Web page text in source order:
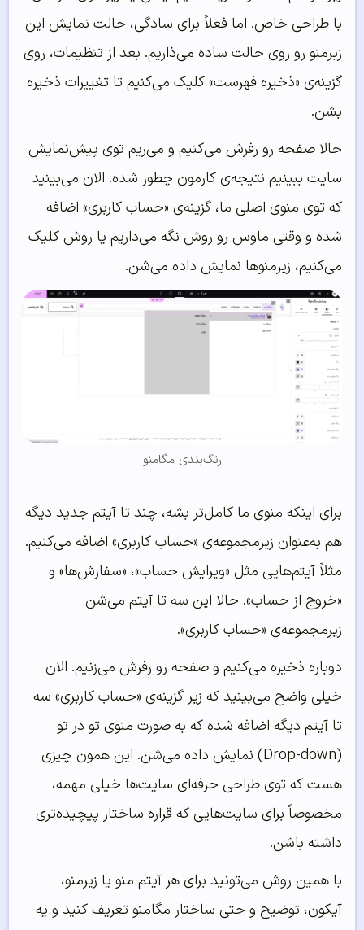
با طراحی خاص. اما فعلاً برای سادگی، حالت نمایش این
زیرمنو رو روی حالت ساده می‌ذاریم. بعد از تنظیمات، روی
گزینه‌ی «ذخیره فهرست» کلیک می‌کنیم تا تغییرات ذخیره
بشن.
حالا صفحه رو رفرش می‌کنیم و می‌ریم توی پیش‌نمایش
سایت ببینیم نتیجه‌ی کارمون چطور شده. الان می‌بینید
که توی منوی اصلی ما، گزینه‌ی «حساب کاربری» اضافه
شده و وقتی ماوس رو روش نگه می‌داریم یا روش کلیک
می‌کنیم، زیرمنوها نمایش داده می‌شن.
رنگ‌بندی مگامنو
برای اینکه منوی ما کامل‌تر بشه، چند تا آیتم جدید دیگه
هم به‌عنوان زیرمجموعه‌ی «حساب کاربری» اضافه می‌کنیم.
مثلاً آیتم‌هایی مثل «ویرایش حساب»، «سفارش‌ها» و
«خروج از حساب». حالا این سه تا آیتم می‌شن
زیرمجموعه‌ی «حساب کاربری».
دوباره ذخیره می‌کنیم و صفحه رو رفرش می‌زنیم. الان
خیلی واضح می‌بینید که زیر گزینه‌ی «حساب کاربری» سه
تا آیتم دیگه اضافه شده که به صورت منوی تو در تو
(Drop-down) نمایش داده می‌شن. این همون چیزی
هست که توی طراحی حرفه‌ای سایت‌ها خیلی مهمه،
مخصوصاً برای سایت‌هایی که قراره ساختار پیچیده‌تری
داشته باشن.
با همین روش می‌تونید برای هر آیتم منو یا زیرمنو،
آیکون، توضیح و حتی ساختار مگامنو تعریف کنید و یه